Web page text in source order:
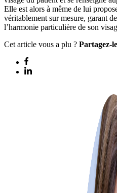
Elle est alors à même de lui
véritablement sur mesure, garant
l’harmonie particulière de son
Cet article vous a plu ? Partagez-